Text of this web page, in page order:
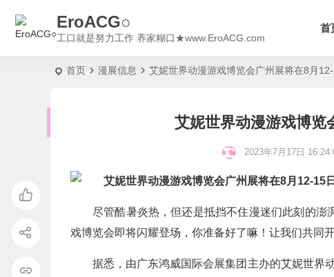
EroACG○
工口就是努力工作 养家糊口★www.EroACG.com
首
首页 漫展信息 艾妮世界动漫游戏博览会广州展将在8月
艾妮世界动漫游戏博览
2023年7月17日
尽管酷暑炎热，但还是抵挡不住漫迷们此刻的
戏博览会即将闪耀登场，你准备好了嘛！让我们共同
据悉，由广东鸿威国际会展集团主办的艾妮世界